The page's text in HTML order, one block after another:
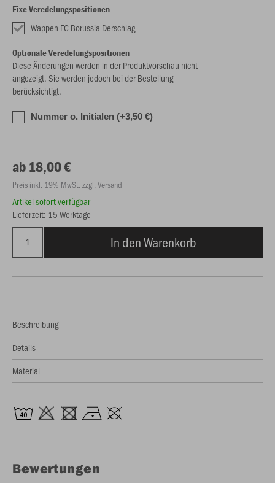
Fixe Veredelungspositionen
Wappen FC Borussia Derschlag
Optionale Veredelungspositionen
Diese Änderungen werden in der Produktvorschau nicht
angezeigt. Sie werden jedoch bei der Bestellung
berücksichtigt.
Nummer o. Initialen (+3,50 €)
ab 18,00 €
Preis inkl. 19% MwSt. zzgl. Versand
Artikel sofort verfügbar
Lieferzeit: 15 Werktage
In den Warenkorb
Beschreibung
Details
Material
Bewertungen